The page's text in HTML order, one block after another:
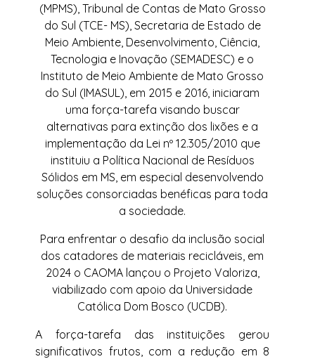
(MPMS), Tribunal de Contas de Mato Grosso
do Sul (TCE- MS), Secretaria de Estado de
Meio Ambiente, Desenvolvimento, Ciência,
Tecnologia e Inovação (SEMADESC) e o
Instituto de Meio Ambiente de Mato Grosso
do Sul (IMASUL), em 2015 e 2016, iniciaram
uma força-tarefa visando buscar
alternativas para extinção dos lixões e a
implementação da Lei nº 12.305/2010 que
instituiu a Política Nacional de Resíduos
Sólidos em MS, em especial desenvolvendo
soluções consorciadas benéficas para toda
a sociedade.
Para enfrentar o desafio da inclusão social
dos catadores de materiais recicláveis, em
2024 o CAOMA lançou o Projeto Valoriza,
viabilizado com apoio da Universidade
Católica Dom Bosco (UCDB).
A força-tarefa das instituições gerou
significativos frutos, com a redução em 8